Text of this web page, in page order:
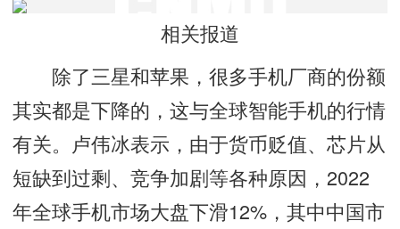
相关报道
除了三星和苹果，很多手机厂商的份额
其实都是下降的，这与全球智能手机的行情
有关。卢伟冰表示，由于货币贬值、芯片从
短缺到过剩、竞争加剧等各种原因，2022
年全球手机市场大盘下滑12%，其中中国市